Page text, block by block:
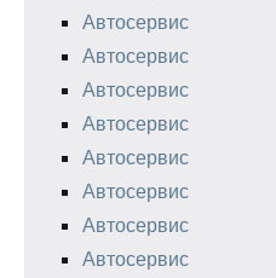
Автосервис
Автосервис
Автосервис
Автосервис
Автосервис
Автосервис
Автосервис
Автосервис